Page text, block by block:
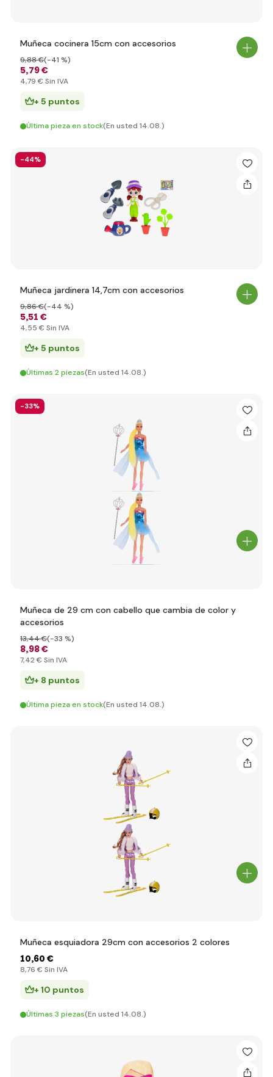
Muñeca cocinera 15cm con accesorios
5,79 €
9,88 €(-41 %)
4,79 € Sin IVA
+ 5 puntos
Última pieza en stock(En usted 14.08.)
-44%
Muñeca jardinera 14,7cm con accesorios
5,51 €
9,86 €(-44 %)
4,55 € Sin IVA
+ 5 puntos
Últimas 2 piezas(En usted 14.08.)
-33%
Muñeca de 29 cm con cabello que cambia de color y
accesorios
8,98 €
13,44 €(-33 %)
7,42 € Sin IVA
+ 8 puntos
Última pieza en stock(En usted 14.08.)
Muñeca esquiadora 29cm con accesorios 2 colores
10,60 €
8,76 € Sin IVA
+ 10 puntos
Últimas 3 piezas(En usted 14.08.)